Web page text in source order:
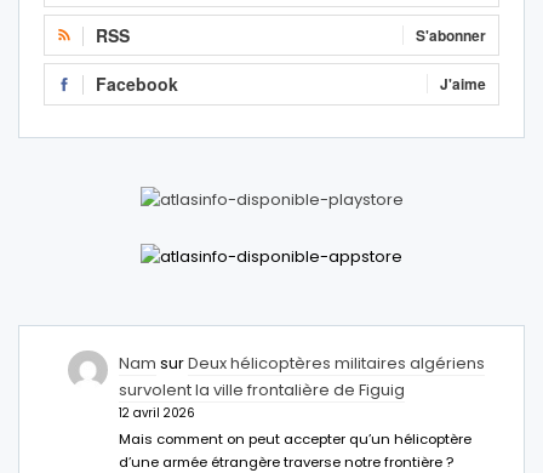
RSS S'abonner
Facebook J'aime
Nam surDeux hélicoptères militaires algériens
survolent la ville frontalière de Figuig
12 avril 2026
Mais comment on peut accepter qu’un hélicoptère
d’une armée étrangère traverse notre frontière ?